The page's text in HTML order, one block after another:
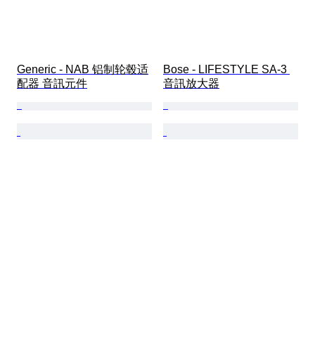
Generic - NAB 铝制轮毂适
配器 音訊元件
Bose - LIFESTYLE SA-3
音訊放大器